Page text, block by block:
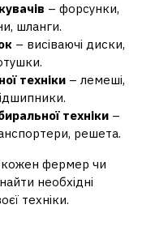
– форсунки,
шланги.
– висіваючі диски,
техніки – лемеші,
техніки–
решета.
фермер чи
необхідні
техніки.